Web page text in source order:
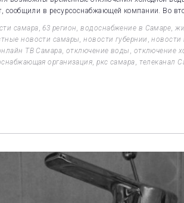
сообщили в ресурсоснабжающей компании. Во
самара,63 регион,водоснабжение в Самаре,
новости самары,новости губернии ,новости
ТВ Самара,отключение воды , отключение
организация,ркс самара, телеканал